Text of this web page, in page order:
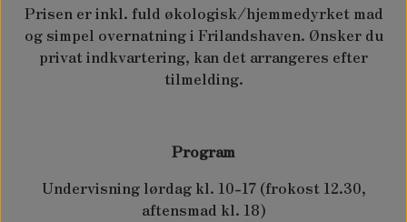
Prisen er inkl. fuld økologisk/hjemmedyrket mad
og simpel overnatning i Frilandshaven. Ønsker du
privat indkvartering, kan det arrangeres efter
tilmelding.
Program
Undervisning lørdag kl. 10-17 (frokost 12.30,
aftensmad kl. 18)